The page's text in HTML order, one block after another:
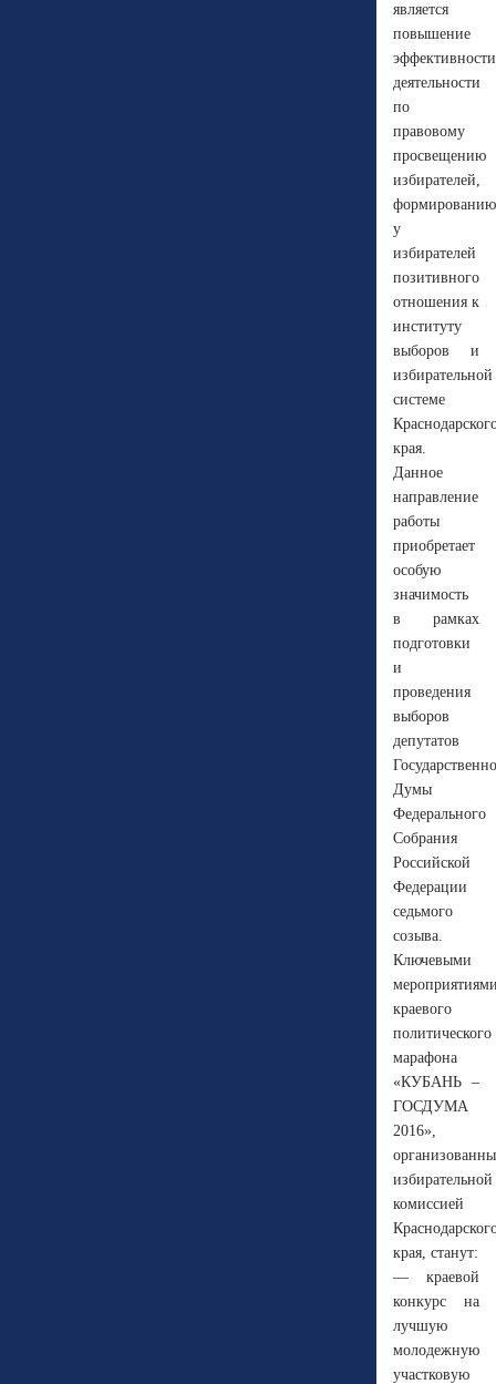
является
повышение
эффективности
деятельности
по
правовому
просвещению
избирателей,
формированию
у
избирателей
позитивного
отношения к
институту
выборов и
избирательной
системе
края.
Данное
направление
работы
приобретает
особую
значимость
в рамках
подготовки
и
проведения
выборов
депутатов
Думы
Федерального
Собрания
Российской
Федерации
седьмого
созыва.
Ключевыми
краевого
политического
марафона
«КУБАНЬ –
ГОСДУМА
2016»,
избирательной
комиссией
края, станут:
— краевой
конкурс на
лучшую
молодежную
участковую